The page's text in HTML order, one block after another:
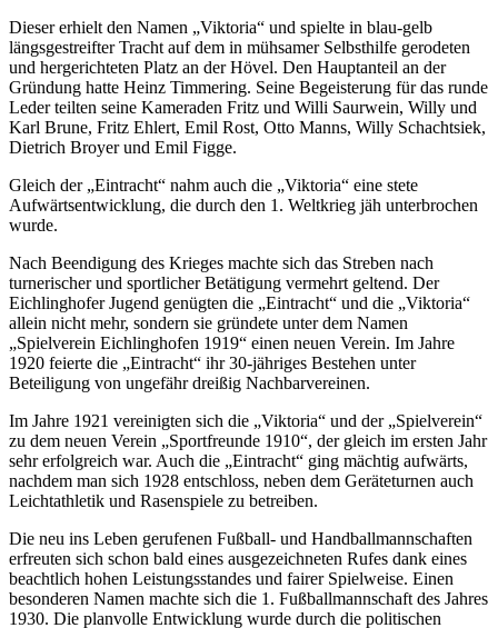
Dieser erhielt den Namen „Viktoria“ und spielte in blau-gelb
längsgestreifter Tracht auf dem in mühsamer Selbsthilfe gerodeten
und hergerichteten Platz an der Hövel. Den Hauptanteil an der
Gründung hatte Heinz Timmering. Seine Begeisterung für das runde
Leder teilten seine Kameraden Fritz und Willi Saurwein, Willy und
Karl Brune, Fritz Ehlert, Emil Rost, Otto Manns, Willy Schachtsiek,
Dietrich Broyer und Emil Figge.
Gleich der „Eintracht“ nahm auch die „Viktoria“ eine stete
Aufwärtsentwicklung, die durch den 1. Weltkrieg jäh unterbrochen
wurde.
Nach Beendigung des Krieges machte sich das Streben nach
turnerischer und sportlicher Betätigung vermehrt geltend. Der
Eichlinghofer Jugend genügten die „Eintracht“ und die „Viktoria“
allein nicht mehr, sondern sie gründete unter dem Namen
„Spielverein Eichlinghofen 1919“ einen neuen Verein. Im Jahre
1920 feierte die „Eintracht“ ihr 30-jähriges Bestehen unter
Beteiligung von ungefähr dreißig Nachbarvereinen.
Im Jahre 1921 vereinigten sich die „Viktoria“ und der „Spielverein“
zu dem neuen Verein „Sportfreunde 1910“, der gleich im ersten Jahr
sehr erfolgreich war. Auch die „Eintracht“ ging mächtig aufwärts,
nachdem man sich 1928 entschloss, neben dem Geräteturnen auch
Leichtathletik und Rasenspiele zu betreiben.
Die neu ins Leben gerufenen Fußball- und Handballmannschaften
erfreuten sich schon bald eines ausgezeichneten Rufes dank eines
beachtlich hohen Leistungsstandes und fairer Spielweise. Einen
besonderen Namen machte sich die 1. Fußballmannschaft des Jahres
1930. Die planvolle Entwicklung wurde durch die politischen